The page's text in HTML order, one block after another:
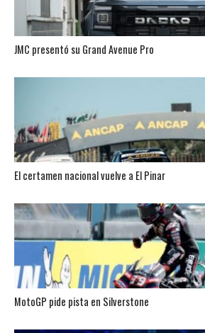
JMC presentó su Grand Avenue Pro
El certamen nacional vuelve a El Pinar
MotoGP pide pista en Silverstone